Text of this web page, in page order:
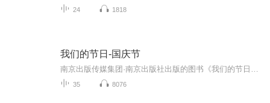
24 1818
我们的节日-国庆节
35 8076